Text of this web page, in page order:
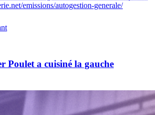
emissions/autogestion-generale/
Poulet a cuisiné la gauche